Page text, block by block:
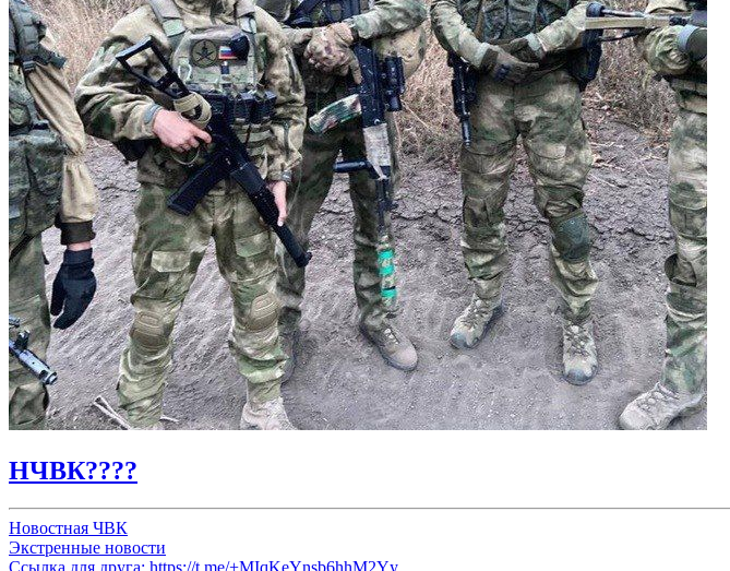
НЧВК????
Новостная ЧВК
Экстренные новости
Ссылка для друга: https://t.me/+MIqKeYnsb6hhM2Yy